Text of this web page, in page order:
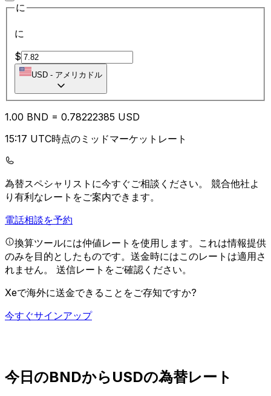
に
に
$
USD - アメリカドル
1.00 BND = 0.78222385 USD
15:17 UTC時点のミッドマーケットレート
為替スペシャリストに今すぐご相談ください。 競合他社よ
り有利なレートをご案内できます。
電話相談を予約
換算ツールには仲値レートを使用します。これは情報提供
のみを目的としたものです。送金時にはこのレートは適用さ
れません。 送信レートをご確認ください。
Xeで海外に送金できることをご存知ですか?
今すぐサインアップ
今日のBNDからUSDの為替レート